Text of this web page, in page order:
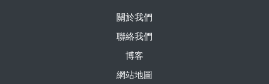
關於我們
聯絡我們
博客
網站地圖